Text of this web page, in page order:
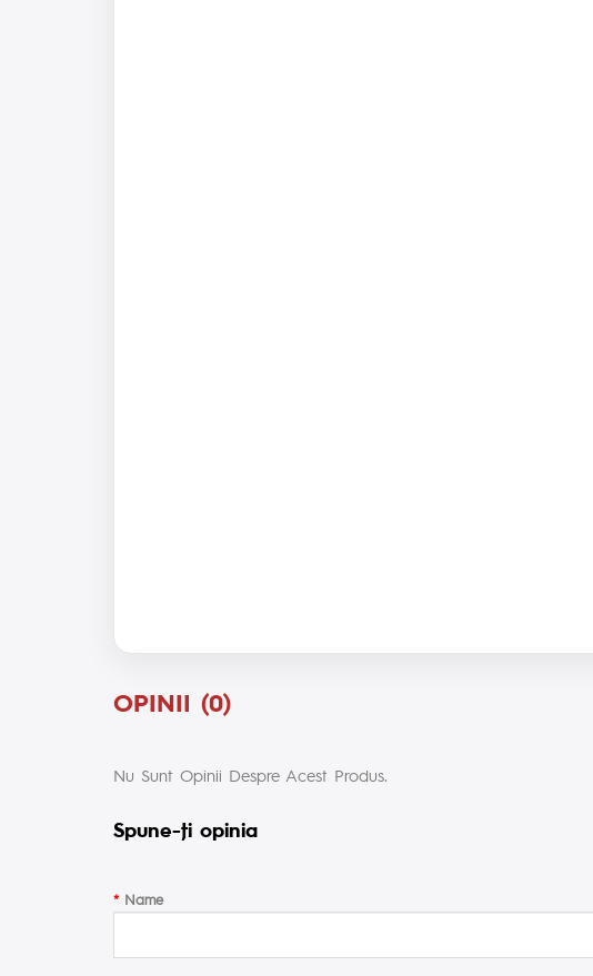
OPINII (0)
Nu Sunt Opinii Despre Acest Produs.
Spune-ţi opinia
Name